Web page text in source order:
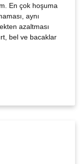
En çok hoşuma
aynı
azaltması
bel ve bacaklar